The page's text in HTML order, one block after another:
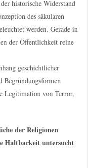
historische Widerstand
des säkularen
werden. Gerade in
der Öffentlichkeit reine
geschichtlicher
Legitimation von Terror,
der Religionen
Haltbarkeit untersucht